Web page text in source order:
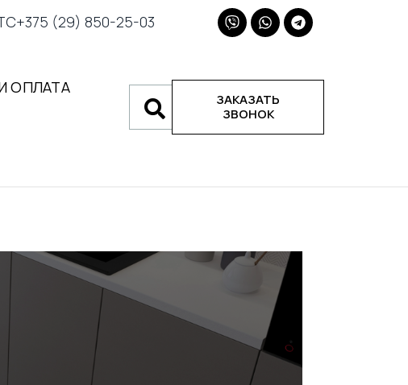
(29) 850-25-03
ОПЛАТА
ЗАКАЗАТЬ
ЗВОНОК